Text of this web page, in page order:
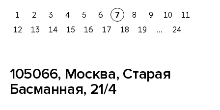
1 2 3 4 5 6 7 8 9 10
11
12
13 14 15 16 17 18 19 ... 24
105066, Москва, Старая
Басманная, 21/4